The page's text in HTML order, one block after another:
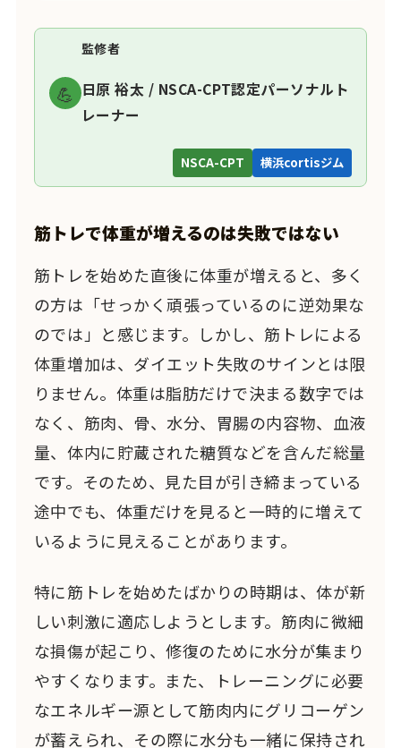
💪
監修者
日原 裕太 / NSCA-CPT認定パーソナルト
レーナー
NSCA-CPT 横浜cortisジム
筋トレで体重が増えるのは失敗ではない
筋トレを始めた直後に体重が増えると、多く
の方は「せっかく頑張っているのに逆効果な
のでは」と感じます。しかし、筋トレによる
体重増加は、ダイエット失敗のサインとは限
りません。体重は脂肪だけで決まる数字では
なく、筋肉、骨、水分、胃腸の内容物、血液
量、体内に貯蔵された糖質などを含んだ総量
です。そのため、見た目が引き締まっている
途中でも、体重だけを見ると一時的に増えて
いるように見えることがあります。
特に筋トレを始めたばかりの時期は、体が新
しい刺激に適応しようとします。筋肉に微細
な損傷が起こり、修復のために水分が集まり
やすくなります。また、トレーニングに必要
なエネルギー源として筋肉内にグリコーゲン
が蓄えられ、その際に水分も一緒に保持され